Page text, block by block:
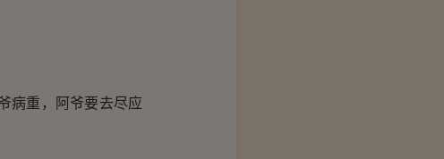
病重，阿爷要去尽应